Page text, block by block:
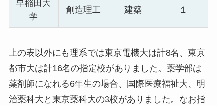
早稲田大
学
創造理工 建築 １
上の表以外にも理系では東京電機大は計8名、東京
都市大は計16名の指定校がありました。薬学部は
薬剤師になれる6年生の場合、国際医療福祉大、明
治薬科大と東京薬科大の3校がありました。なお指